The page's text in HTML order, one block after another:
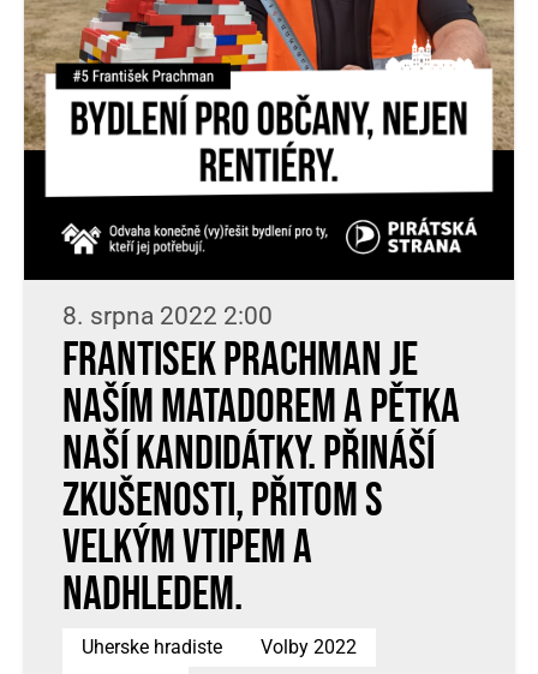
8. srpna 2022 2:00
Frantisek Prachman je
naším matadorem a pětka
naší kandidátky. Přináší
zkušenosti, přitom s
velkým vtipem a
nadhledem.
Uherske hradiste
Volby 2022